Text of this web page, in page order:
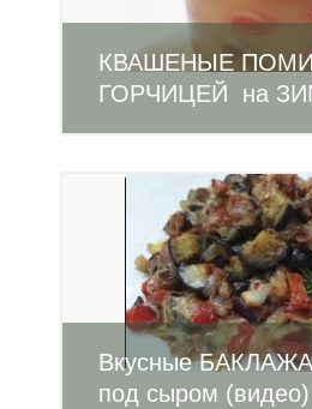
КВАШЕНЫЕ
ГОРЧИЦЕЙ на
Вкусные
под сыром (видео)